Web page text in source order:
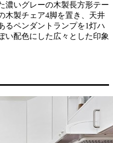
濃いグレーの木製長方形テー
木製チェア4脚を置き、天井
るペンダントランプを1灯ハ
い配色にした広々とした印象